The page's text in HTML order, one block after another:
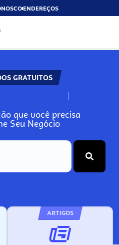
ENDEREÇOS
GRATUITOS
N
que você precisa
Seu Negócio
ARTIGOS